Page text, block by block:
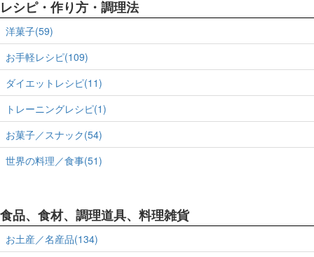
レシピ・作り方・調理法
洋菓子(59)
お手軽レシピ(109)
ダイエットレシピ(11)
トレーニングレシピ(1)
お菓子／スナック(54)
世界の料理／食事(51)
食品、食材、調理道具、料理雑貨
お土産／名産品(134)